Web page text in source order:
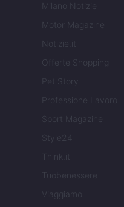
Milano Notizie
Motor Magazine
Notizie.it
Offerte Shopping
Pet Story
Professione Lavoro
Sport Magazine
Style24
Think.it
Tuobenessere
Viaggiamo